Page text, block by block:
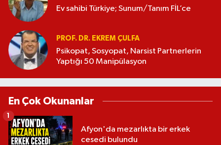
Ev sahibi Türkiye; Sunum/Tanım FİL’ce
PROF. DR. EKREM ÇULFA
Psikopat, Sosyopat, Narsist Partnerlerin
Yaptığı 50 Manipülasyon
En Çok Okunanlar
Afyon'da mezarlıkta bir erkek
cesedi bulundu
1